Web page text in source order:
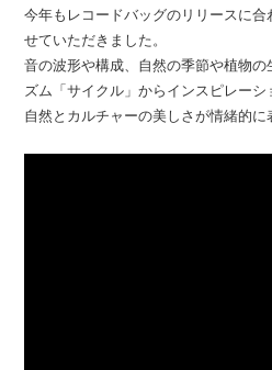
今年もレコードバッグのリリースに
せていただきました。
音の波形や構成、自然の季節や植物の
ズム「サイクル」からインスピレー
自然とカルチャーの美しさが情緒的に